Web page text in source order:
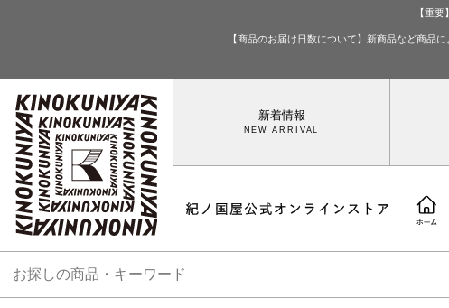
【重
【商品のお届け日数について】新商品など商品
新着情報